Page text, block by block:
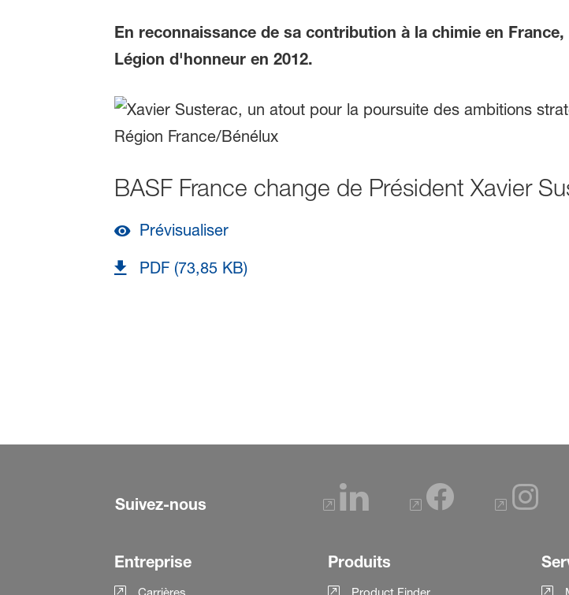
En reconnaissance de sa contribution à la chimie en
Légion d'honneur en 2012.
BASF France change de Président Xavier
Prévisualiser
PDF (73,85 KB)
Suivez-nous
Entreprise Produits